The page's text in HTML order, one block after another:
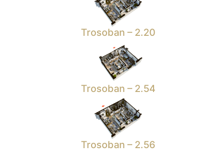
Trosoban – 2.20
Trosoban – 2.54
Trosoban – 2.56